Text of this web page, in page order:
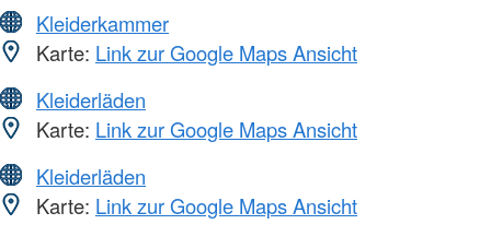
Kleiderkammer
Karte: Link zur Google Maps Ansicht
Kleiderläden
Karte: Link zur Google Maps Ansicht
Kleiderläden
Karte: Link zur Google Maps Ansicht